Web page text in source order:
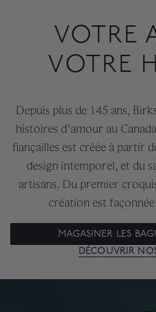
VOTRE
VOTRE
Depuis plus de 145 ans,
histoires d’amour au
fiançailles est créée à partir
design intemporel, et du
artisans. Du premier
création est
MAGASINER LES
DÉCOUVRIR